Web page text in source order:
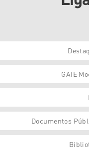
GAIE
Documentos